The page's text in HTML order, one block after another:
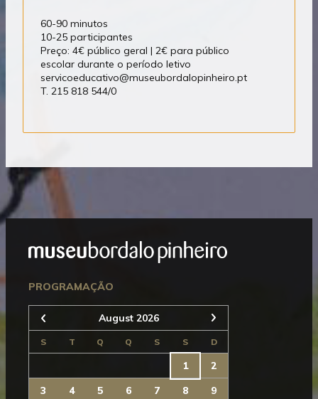
60-90 minutos
10-25 participantes
Preço: 4€ público geral | 2€ para público
escolar durante o período letivo
servicoeducativo@museubordalopinheiro.pt
T. 215 818 544/0
Mostrar
PROGRAMAÇÃO
Anterior August 2026 Seguinte
S T Q Q S S D
1
2
3
4 5 6 7 8
9